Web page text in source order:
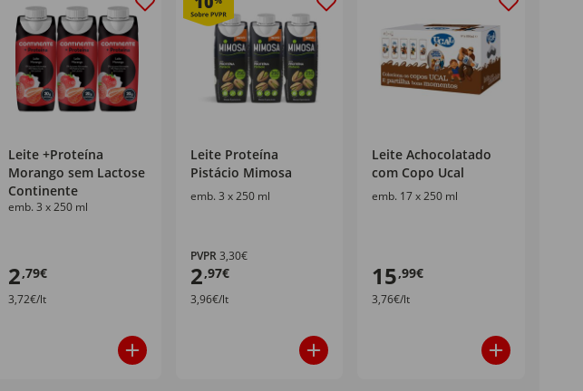
Leite +Proteína
Morango sem Lactose
Continente
emb. 3 x 250 ml
2,79€
3,72€/lt
Leite Proteína
Pistácio Mimosa
emb. 3 x 250 ml
PVPR3,30€
2,97€
3,96€/lt
Leite Achocolatado
com Copo Ucal
emb. 17 x 250 ml
15,99€
3,76€/lt